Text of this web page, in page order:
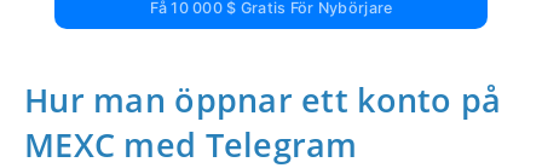
Få 10 000 $ Gratis För Nybörjare
Hur man öppnar ett konto på
MEXC med Telegram